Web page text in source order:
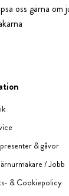
oss gärna om
& gåvor
/ Jobb
& Cookiepolicy